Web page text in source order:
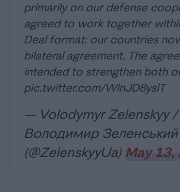
primarily on our defense
agreed to work together
Deal format: our countries
bilateral agreement. The
intended to strengthen both
pic.twitter.com/WlnJD8yslT
— Volodymyr Zelenskyy /
Володимир Зеленський
(@ZelenskyyUa) May